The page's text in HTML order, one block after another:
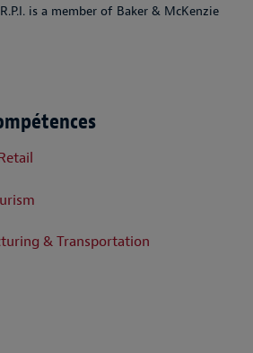
is a member of Baker & McKenzie
& Transportation